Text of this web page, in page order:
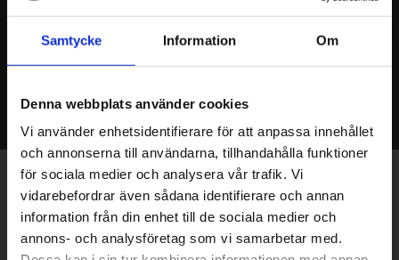
Samtycke Information Om
Denna webbplats använder cookies
Vi använder enhetsidentifierare för att anpassa innehållet
och annonserna till användarna, tillhandahålla funktioner
för sociala medier och analysera vår trafik. Vi
vidarebefordrar även sådana identifierare och annan
information från din enhet till de sociala medier och
annons- och analysföretag som vi samarbetar med.
KÖP
Exklusiva erbjudanden - Senaste nyheterna -
Trender & inspiration